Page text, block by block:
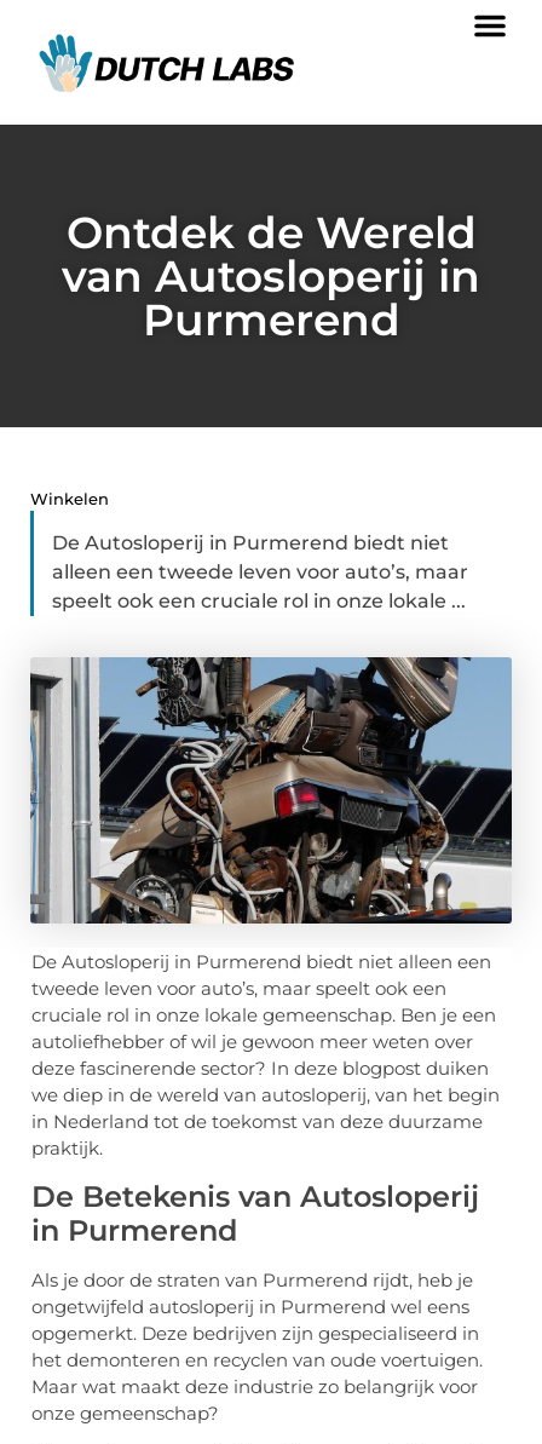
Ontdek de Wereld
van Autosloperij in
Purmerend
Winkelen
De Autosloperij in Purmerend biedt niet
alleen een tweede leven voor auto’s, maar
speelt ook een cruciale rol in onze lokale ...
De Autosloperij in Purmerend biedt niet alleen een
tweede leven voor auto’s, maar speelt ook een
cruciale rol in onze lokale gemeenschap. Ben je een
autoliefhebber of wil je gewoon meer weten over
deze fascinerende sector? In deze blogpost duiken
we diep in de wereld van autosloperij, van het begin
in Nederland tot de toekomst van deze duurzame
praktijk.
De Betekenis van Autosloperij
in Purmerend
Als je door de straten van Purmerend rijdt, heb je
ongetwijfeld autosloperij in Purmerend wel eens
opgemerkt. Deze bedrijven zijn gespecialiseerd in
het demonteren en recyclen van oude voertuigen.
Maar wat maakt deze industrie zo belangrijk voor
onze gemeenschap?